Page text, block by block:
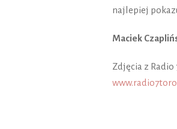
najlepiej
Maciek
Zdjęcia z